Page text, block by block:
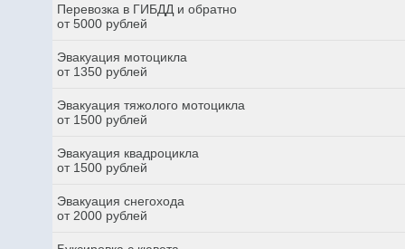
Перевозка в ГИБДД и обратно
от 5000 рублей
Эвакуация мотоцикла
от 1350 рублей
Эвакуация тяжолого мотоцикла
от 1500 рублей
Эвакуация квадроцикла
от 1500 рублей
Эвакуация снегохода
от 2000 рублей